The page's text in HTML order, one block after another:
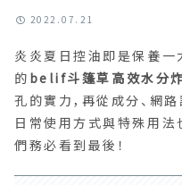
2022.07.21
炎炎夏日控油即是保養
的 belif斗篷草高效水分
孔的實力，再從成分、網
日常使用方式與特殊用法
們務必看到最後！